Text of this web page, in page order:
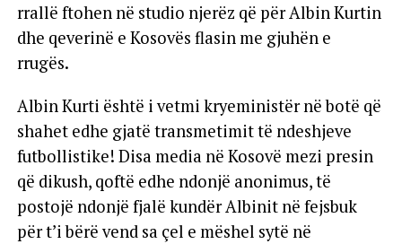
rrallë ftohen në studio njerëz që për Albin Kurtin
dhe qeverinë e Kosovës flasin me gjuhën e
rrugës.
Albin Kurti është i vetmi kryeministër në botë që
shahet edhe gjatë transmetimit të ndeshjeve
futbollistike! Disa media në Kosovë mezi presin
që dikush, qoftë edhe ndonjë anonimus, të
postojë ndonjë fjalë kundër Albinit në fejsbuk
për t’i bërë vend sa çel e mëshel sytë në